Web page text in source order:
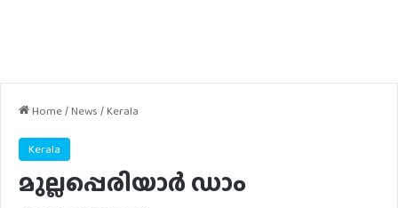
Home/News /Kerala
Kerala
മുല്ലപ്പെരിയാർ ഡാം